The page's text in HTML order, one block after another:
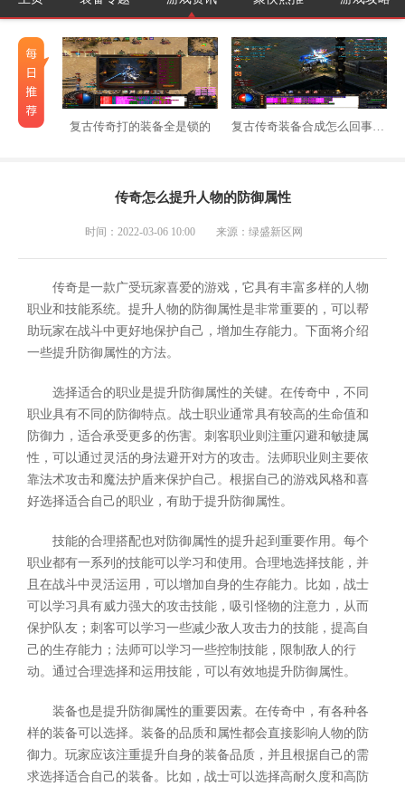
复古传奇打的装备全是锁的 复古传奇装备合成怎么回事不能用
传奇怎么提升人物的防御属性
时间：2022-03-06 10:00 来源：绿盛新区网
传奇是一款广受玩家喜爱的游戏，它具有丰富多样的人物
职业和技能系统。提升人物的防御属性是非常重要的，可以帮
助玩家在战斗中更好地保护自己，增加生存能力。下面将介绍
一些提升防御属性的方法。
选择适合的职业是提升防御属性的关键。在传奇中，不同
职业具有不同的防御特点。战士职业通常具有较高的生命值和
防御力，适合承受更多的伤害。刺客职业则注重闪避和敏捷属
性，可以通过灵活的身法避开对方的攻击。法师职业则主要依
靠法术攻击和魔法护盾来保护自己。根据自己的游戏风格和喜
好选择适合自己的职业，有助于提升防御属性。
技能的合理搭配也对防御属性的提升起到重要作用。每个
职业都有一系列的技能可以学习和使用。合理地选择技能，并
且在战斗中灵活运用，可以增加自身的生存能力。比如，战士
可以学习具有威力强大的攻击技能，吸引怪物的注意力，从而
保护队友；刺客可以学习一些减少敌人攻击力的技能，提高自
己的生存能力；法师可以学习一些控制技能，限制敌人的行
动。通过合理选择和运用技能，可以有效地提升防御属性。
装备也是提升防御属性的重要因素。在传奇中，有各种各
样的装备可以选择。装备的品质和属性都会直接影响人物的防
御力。玩家应该注重提升自身的装备品质，并且根据自己的需
求选择适合自己的装备。比如，战士可以选择高耐久度和高防